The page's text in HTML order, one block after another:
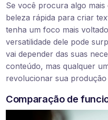
Se você procura algo
beleza rápida para criar
tenha um foco mais
versatilidade dele pode
vai depender das suas
conteúdo, mas qualquer
revolucionar sua produção
Comparação de